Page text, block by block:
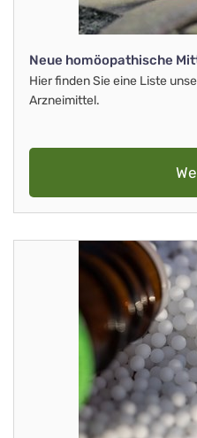
Neue homöopathische
Hier finden Sie eine Liste
Arzneimittel.